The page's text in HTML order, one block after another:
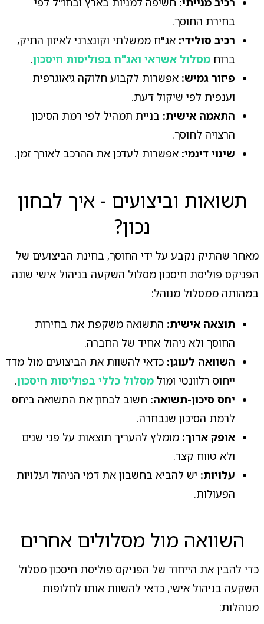
בחירת החוסך.
רכיב סולידי: אג"ח ממשלתי וקונצרני לאיזון התיק,
ברוח מסלול אשראי ואג"ח בפוליסות חיסכון.
פיזור גמיש: אפשרות לקבוע חלוקה גיאוגרפית
וענפית לפי שיקול דעת.
התאמה אישית: בניית תמהיל לפי רמת הסיכון
הרצויה לחוסך.
שינוי דינמי: אפשרות לעדכן את ההרכב לאורך זמן.
תשואות וביצועים - איך לבחון
נכון?
מאחר שהתיק נקבע על ידי החוסך, בחינת הביצועים של
הפניקס פוליסת חיסכון מסלול השקעה בניהול אישי שונה
במהותה ממסלול מנוהל:
תוצאה אישית: התשואה משקפת את בחירות
החוסך ולא ניהול אחיד של החברה.
השוואה לעוגן: כדאי להשוות את הביצועים מול מדד
ייחוס רלוונטי ומול מסלול כללי בפוליסות חיסכון.
יחס סיכון-תשואה: חשוב לבחון את התשואה ביחס
לרמת הסיכון שנבחרה.
אופק ארוך: מומלץ להעריך תוצאות על פני שנים
ולא טווח קצר.
עלויות: יש להביא בחשבון את דמי הניהול ועלויות
הפעולות.
השוואה מול מסלולים אחרים
כדי להבין את הייחוד של הפניקס פוליסת חיסכון מסלול
השקעה בניהול אישי, כדאי להשוות אותו לחלופות
מנוהלות: